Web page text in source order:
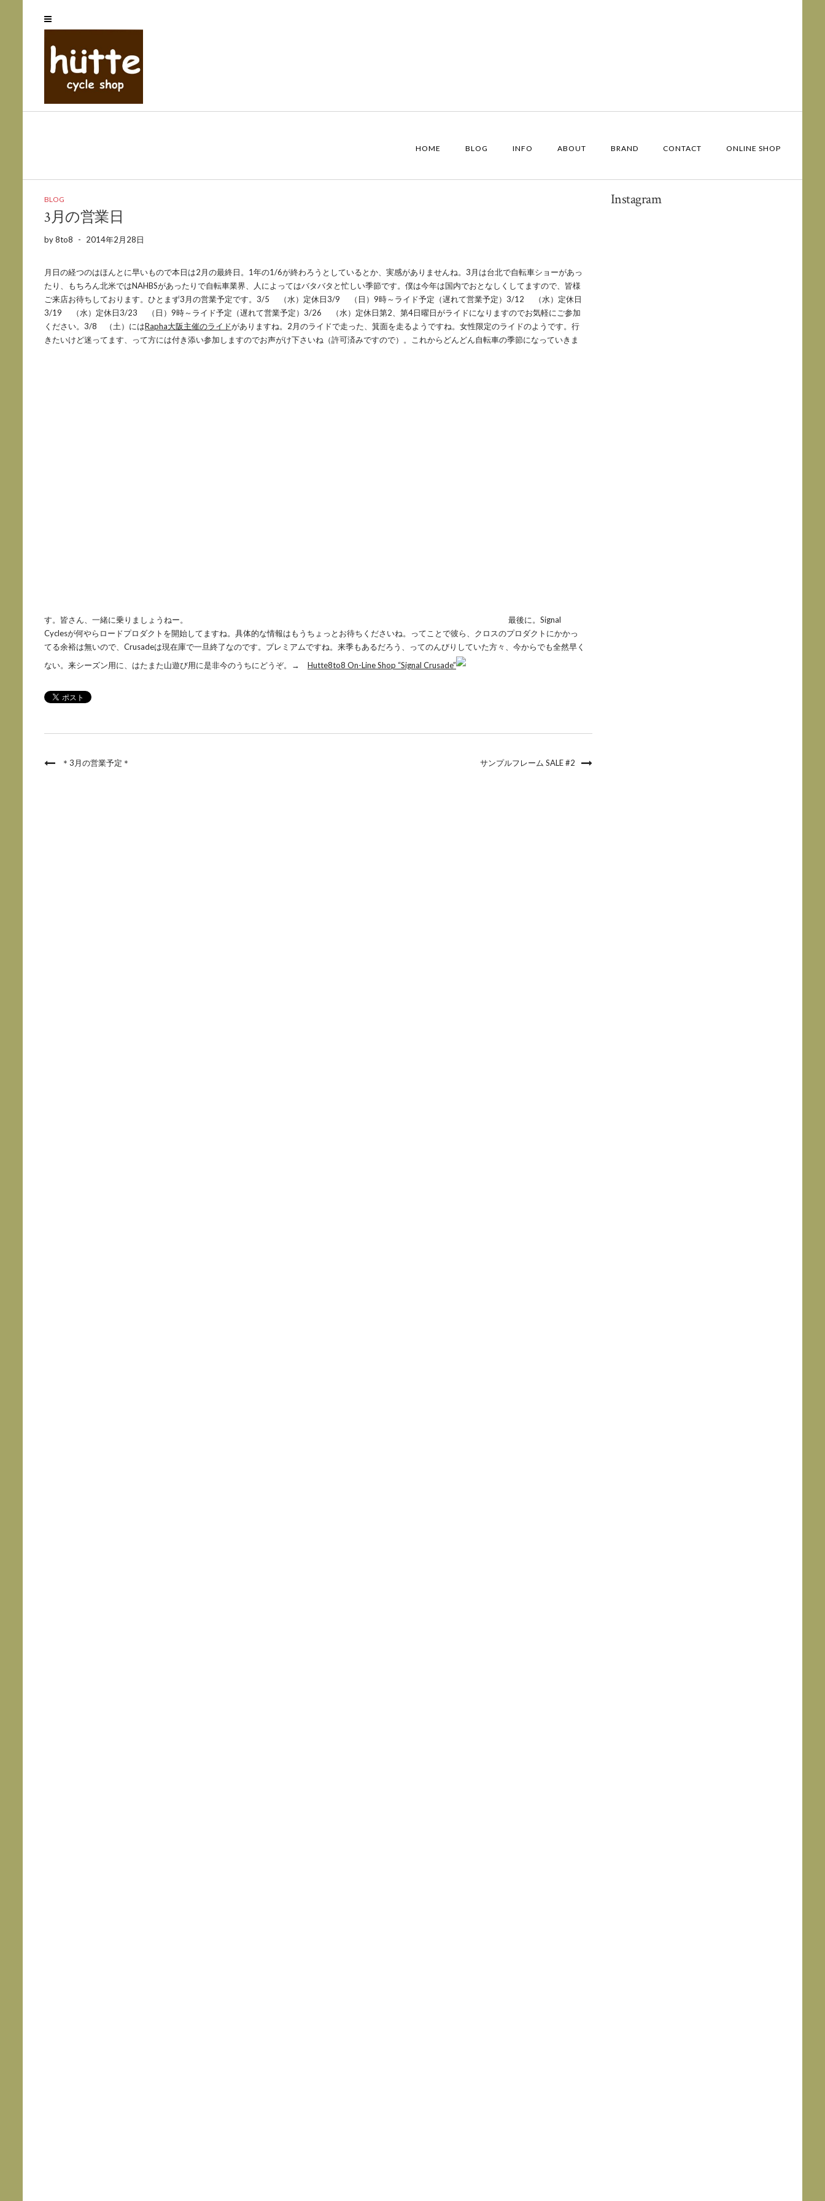
HOME BLOG INFO ABOUT BRAND CONTACT ONLINE SHOP
BLOG
3月の営業日
by8to8 - 2014年2月28日
月日の経つのはほんとに早いもので本日は2月の最終日。1年の1/6が終わろうとしているとか、実感がありませんね。3月は台北で自転車ショーがあっ
たり、もちろん北米ではNAHBSがあったりで自転車業界、人によってはバタバタと忙しい季節です。僕は今年は国内でおとなしくしてますので、皆様
ご来店お待ちしております。ひとまず3月の営業予定です。3/5 （水）定休日3/9 （日）9時～ライド予定（遅れて営業予定）3/12 （水）定休日
3/19 （水）定休日3/23 （日）9時～ライド予定（遅れて営業予定）3/26 （水）定休日第2、第4日曜日がライドになりますのでお気軽にご参加
ください。3/8 （土）にはRapha大阪主催のライドがありますね。2月のライドで走った、箕面を走るようですね。女性限定のライドのようです。行
きたいけど迷ってます、って方には付き添い参加しますのでお声がけ下さいね（許可済みですので）。これからどんどん自転車の季節になっていきま
す。皆さん、一緒に乗りましょうねー。
最後に。Signal
Cyclesが何やらロードプロダクトを開始してますね。具体的な情報はもうちょっとお待ちくださいね。ってことで彼ら、クロスのプロダクトにかかっ
てる余裕は無いので、Crusadeは現在庫で一旦終了なのです。プレミアムですね。来季もあるだろう、ってのんびりしていた方々、今からでも全然早く
ない。来シーズン用に、はたまた山遊び用に是非今のうちにどうぞ。→ Hutte8to8 On-Line Shop “Signal Crusade”
＊3月の営業予定＊ サンプルフレーム SALE #2
Instagram